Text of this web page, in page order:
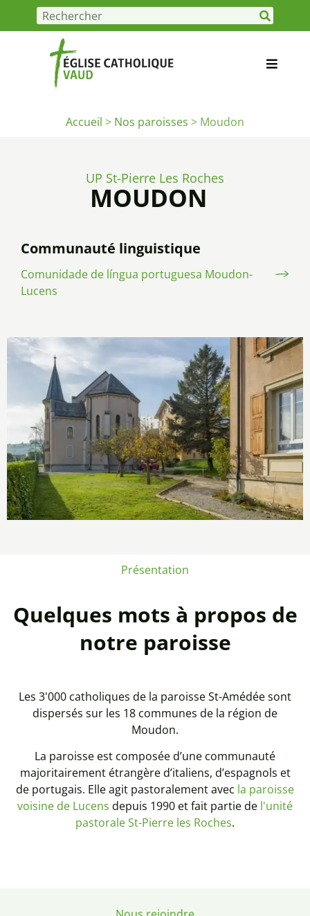
Accueil > Nos paroisses > Moudon
UP St-Pierre Les Roches
MOUDON
Communauté linguistique
Comunidade de língua portuguesa Moudon-
Lucens
Présentation
Quelques mots à propos de
notre paroisse
Les 3'000 catholiques de la paroisse St-Amédée sont
dispersés sur les 18 communes de la région de
Moudon.
La paroisse est composée d’une communauté
majoritairement étrangère d’italiens, d’espagnols et
de portugais. Elle agit pastoralement avec la paroisse
voisine de Lucens depuis 1990 et fait partie de l'unité
pastorale St-Pierre les Roches.